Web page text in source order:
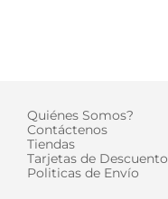
Quiénes Somos?
Contáctenos
Tiendas
Tarjetas de Descuento
Politicas de Envío